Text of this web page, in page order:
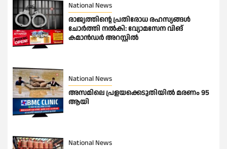
National News
രാജ്യത്തിൻ്റെ പ്രതിരോധ രഹസ്യങ്ങൾ
ചോർത്തി നൽകി: വ്യോമസേന വിങ്
കമാൻഡർ അറസ്റ്റിൽ
National News
അസമിലെ പ്രളയക്കെടുതിയില്‍ മരണം 95
ആയി
National News